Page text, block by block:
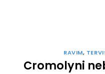
RAVIM,
Cromolyni